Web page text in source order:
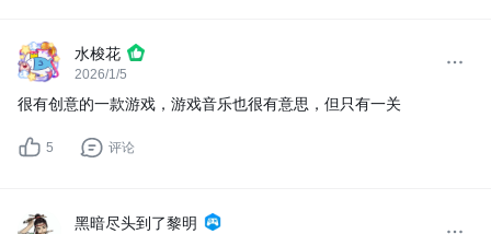
水梭花
2026/1/5
很有创意的一款游戏，游戏音乐也很有意思，但只有一关
5 评论
黑暗尽头到了黎明